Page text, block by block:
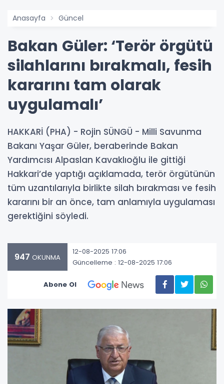
Anasayfa Güncel
Bakan Güler: ‘Terör örgütü
silahlarını bırakmalı, fesih
kararını tam olarak
uygulamalı’
HAKKARİ (PHA) - Rojin SÜNGÜ - Milli Savunma
Bakanı Yaşar Güler, beraberinde Bakan
Yardımcısı Alpaslan Kavaklıoğlu ile gittiği
Hakkari’de yaptığı açıklamada, terör örgütünün
tüm uzantılarıyla birlikte silah bırakması ve fesih
kararını bir an önce, tam anlamıyla uygulaması
gerektiğini söyledi.
947 OKUNMA
12-08-2025 17:06
Güncelleme : 12-08-2025 17:06
Abone Ol